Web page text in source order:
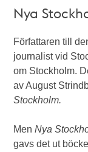
Nya
Författaren till
journalist vid
om Stockholm.
av August
Stockholm.
MenNya
gavs det ut